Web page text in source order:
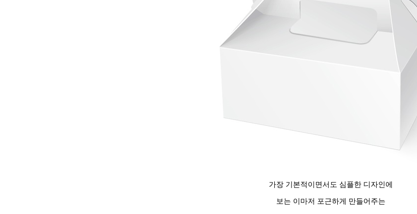
가장 기본적이면서도 심플한 디자인에
보는 이마저 포근하게 만들어주는